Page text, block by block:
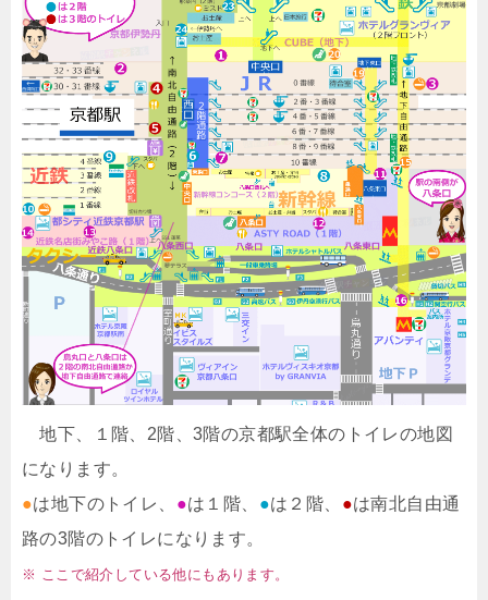
地下、１階、2階、3階の京都駅全体のトイレの地図
になります。
●は地下のトイレ、 ●は１階、 ●は２階、 ●は南北自由通
路の3階のトイレになります。
※ ここで紹介している他にもあります。